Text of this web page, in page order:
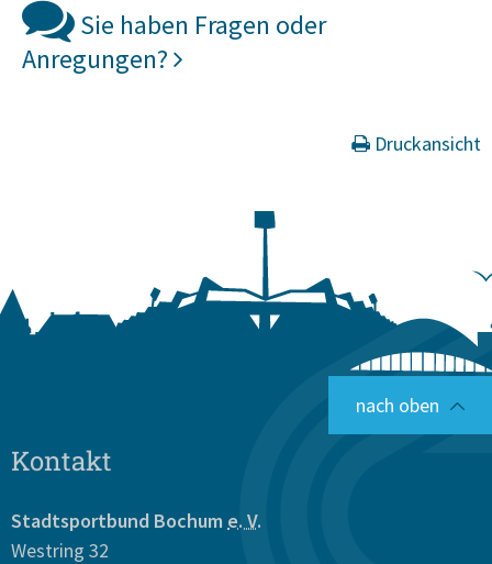
Sie haben Fragen oder
Anregungen?
Druckansicht
nach oben
Kontakt
Stadtsportbund Bochum e. V.
Westring 32